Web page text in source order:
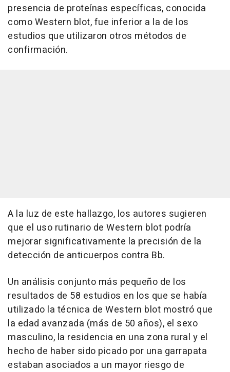
presencia de proteínas específicas, conocida
como Western blot, fue inferior a la de los
estudios que utilizaron otros métodos de
confirmación.
A la luz de este hallazgo, los autores sugieren
que el uso rutinario de Western blot podría
mejorar significativamente la precisión de la
detección de anticuerpos contra Bb.
Un análisis conjunto más pequeño de los
resultados de 58 estudios en los que se había
utilizado la técnica de Western blot mostró que
la edad avanzada (más de 50 años), el sexo
masculino, la residencia en una zona rural y el
hecho de haber sido picado por una garrapata
estaban asociados a un mayor riesgo de